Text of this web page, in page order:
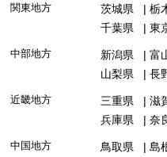
関東地方 茨城県 栃
千葉県
東
中部地方 新潟県 富
山梨県
長
近畿地方 三重県 滋
兵庫県
奈
中国地方 鳥取県 島